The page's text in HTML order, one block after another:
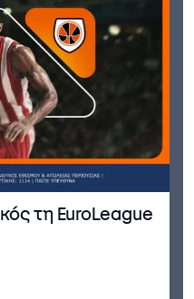
τη EuroLeague